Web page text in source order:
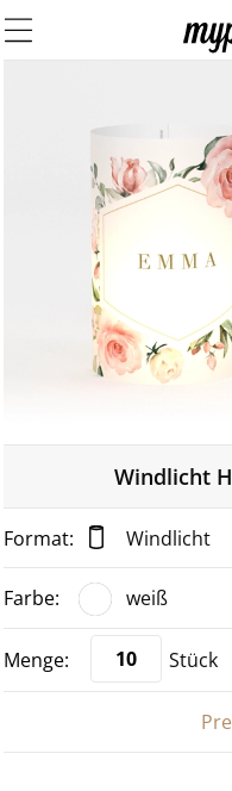
Windlicht
Windlicht
weiß
Stück